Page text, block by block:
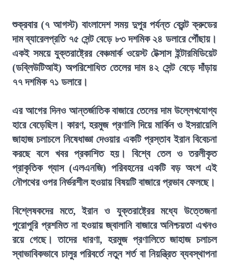
শুক্রবার (৭ আগস্ট) বাংলাদেশ সময় দুপুর পর্যন্ত ব্রেন্ট ক্রুডের
দাম ব্যারেলপ্রতি ৭৫ সেন্ট বেড়ে ৮৩ দশমিক ২৪ ডলারে পৌঁছায়।
একই সময়ে যুক্তরাষ্ট্রের বেঞ্চমার্ক ওয়েস্ট টেক্সাস ইন্টারমিডিয়েট
(ডব্লিউটিআই) অপরিশোধিত তেলের দাম ৪২ সেন্ট বেড়ে দাঁড়ায়
৭৭ দশমিক ৭১ ডলারে।
এর আগের দিনও আন্তর্জাতিক বাজারে তেলের দাম উল্লেখযোগ্য
হারে বেড়েছিল। কারণ, হরমুজ প্রণালি দিয়ে মার্কিন ও ইসরায়েলি
জাহাজ চলাচলে নিষেধাজ্ঞা দেওয়ার একটি প্রস্তাব ইরান বিবেচনা
করছে বলে খবর প্রকাশিত হয়। বিশ্বে তেল ও তরলীকৃত
প্রাকৃতিক গ্যাস (এলএনজি) পরিবহনের একটি বড় অংশ এই
নৌপথের ওপর নির্ভরশীল হওয়ায় বিষয়টি বাজারে প্রভাব ফেলছে।
বিশ্লেষকদের মতে, ইরান ও যুক্তরাষ্ট্রের মধ্যে উত্তেজনা
পুরোপুরি প্রশমিত না হওয়ায় জ্বালানি বাজারে অনিশ্চয়তা এখনও
রয়ে গেছে। তাদের ধারণা, হরমুজ প্রণালিতে জাহাজ চলাচল
স্বাভাবিকভাবে চালুর পরিবর্তে নতুন শর্ত বা নিয়ন্ত্রিত ব্যবস্থাপনা